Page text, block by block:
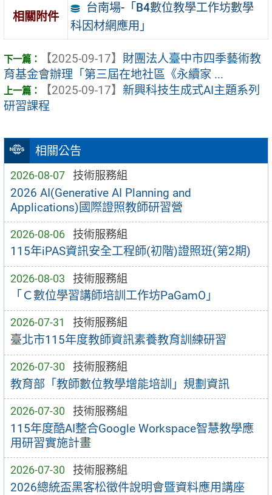
相關公告
2026-08-07 技術服務組
2026 AI(Generative AI Planning and
Applications)國際證照教師研習營
2026-08-06 技術服務組
115年iPAS資訊安全工程師(初階)證照班(第2期)
2026-08-03 技術服務組
「Ｃ數位學習講師培訓工作坊PaGamO」
2026-07-31 技術服務組
臺北市115年度教師資訊素養教育訓練研習
2026-07-30 技術服務組
教育部「教師數位教學增能培訓」規劃資訊
2026-07-30 技術服務組
115年度酷AI整合Google Workspace智慧教學應
用研習實施計畫
2026-07-30 技術服務組
2026總統盃黑客松徵件說明會暨資料應用講座
相關附件
台南場-「B4數位教學工作坊數學
科因材網應用」
【2025-09-17】 財團法人臺中市四季藝術教
育基金會辦理「第三屆在地社區《永續家 ...
【2025-09-17】 新興科技生成式AI主題系列
研習課程